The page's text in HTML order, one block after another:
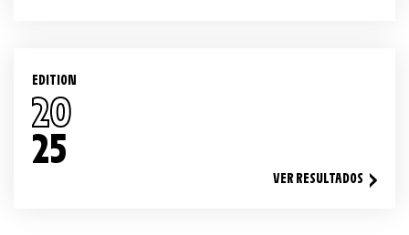
EDITION
20
25
VER RESULTADOS